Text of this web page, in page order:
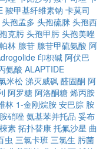
羧甲基纤维素钠 卡莫司
头孢孟多 头孢硫脒 头孢西
克肟 头孢甲肟 头孢美唑
林 腺苷 腺苷甲硫氨酸 阿
印枳碱 阿伏巴
氨酸 ALAPTIDE
米松 涕灭威砜 醛固酮 阿
阿罗糖 阿洛酮糖 烯丙胺
林 1-金刚烷胺 安巴腙 胺
硝唑 氨基苯并托品 妥布
素 拓扑替康 托氟沙星 曲
虫 三氯卡班 三氯生 肟菌